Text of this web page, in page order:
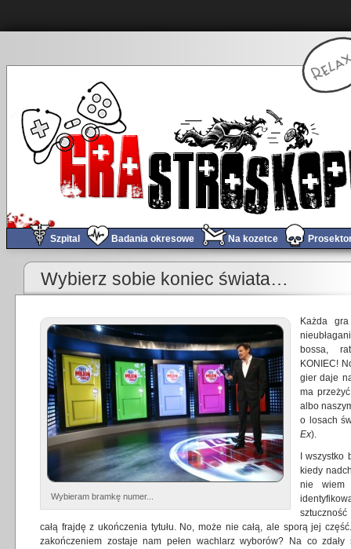
Szpital Badania okresowe Na kozetce
Survarium – karłowaty potomek S.T.A.L.K.E.R.’a
Wybierz sobie koniec świata…
Wybieram bramkę numer...
Każda
bossa,
KONIEC!
gier daje
ma
albo
o losach
Ex).
I
kiedy
nie wiem
całą frajdę z ukończenia tytułu. No, może nie całą, ale sporą jej
zakończeniem zostaje nam pełen wachlarz wyborów? Na co